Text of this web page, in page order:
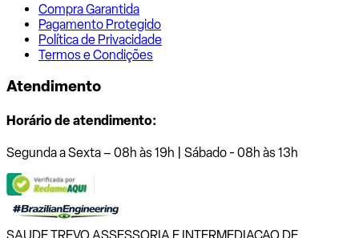
Compra Garantida
Pagamento Protegido
Política de Privacidade
Termos e Condições
Atendimento
Horário de atendimento:
Segunda a Sexta – 08h às 19h | Sábado - 08h às 13h